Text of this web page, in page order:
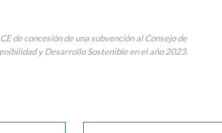
de concesión de una subvención al Consejo de
y Desarrollo Sostenible en el año 2023.